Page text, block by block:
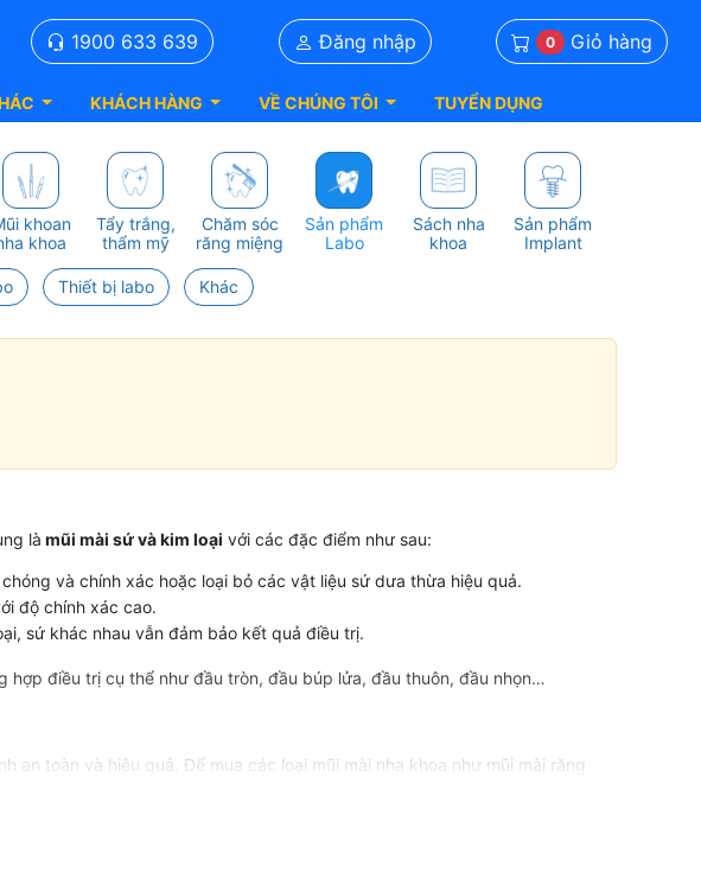
1900 633 639 Đăng nhập 0 Giỏ hàng
KHÁCH HÀNG VỀ CHÚNG TÔI TUYỂN DỤNG
khoan
khoa
Tẩy trắng,
thẩm mỹ
Chăm sóc
răng miệng
Sản phẩm
Labo
Sách nha
khoa
Sản phẩm
Implant
Thiết bị labo Khác
là mũi mài sứ và kim loại với các đặc điểm như sau:
và chính xác hoặc loại bỏ các vật liệu sứ dưa thừa hiệu quả.
độ chính xác cao.
sứ khác nhau vẫn đảm bảo kết quả điều trị.
điều trị cụ thể như đầu tròn, đầu búp lửa, đầu thuôn, đầu nhọn…
toàn và hiệu quả. Để mua các loại mũi mài nha khoa như mũi mài răng
Khoa với tiêu chí đa dạng các loại sản phẩm từ vật liệu, dụng cụ nha
chuyên nghiệp.